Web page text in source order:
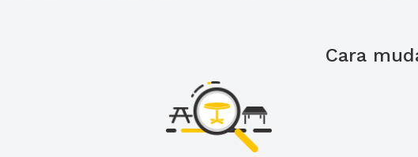
Cara